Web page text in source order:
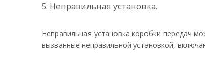
5. Неправильная установка.
Неправильная установка коробки передач
вызванные неправильной установкой,